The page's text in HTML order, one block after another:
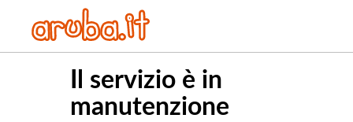
Il servizio è in
manutenzione